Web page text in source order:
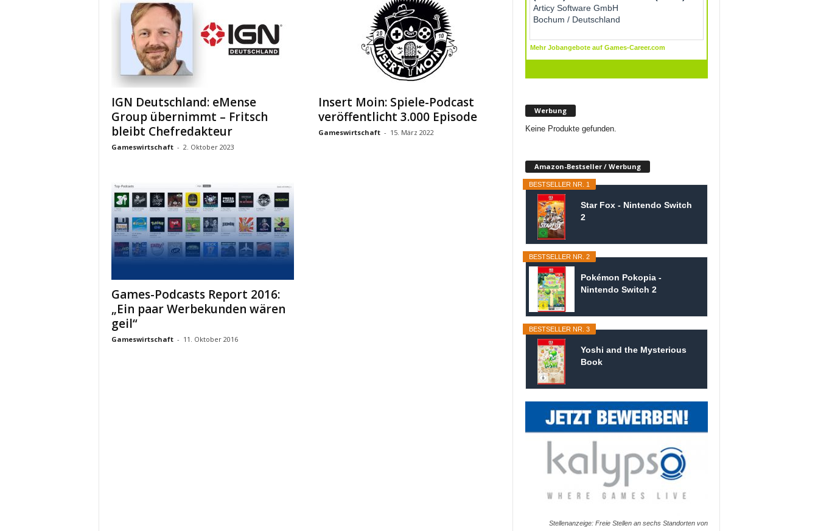
IGN Deutschland: eMense
Group übernimmt – Fritsch
bleibt Chefredakteur
Gameswirtschaft - 2. Oktober 2023
Insert Moin: Spiele-Podcast
veröffentlicht 3.000 Episode
Gameswirtschaft - 15. März 2022
Games-Podcasts Report 2016:
„Ein paar Werbekunden wären
geil“
Gameswirtschaft - 11. Oktober 2016
Werbung
Keine Produkte gefunden.
Amazon-Bestseller / Werbung
BESTSELLER NR. 1
Star Fox - Nintendo Switch
2
BESTSELLER NR. 2
Pokémon Pokopia -
Nintendo Switch 2
BESTSELLER NR. 3
Yoshi and the Mysterious
Book
Stellenanzeige: Freie Stellen an sechs Standorten von